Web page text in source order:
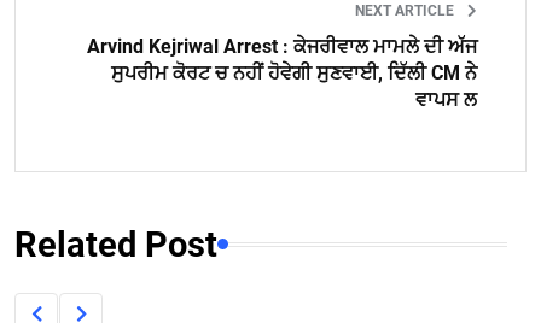
NEXT ARTICLE
Arvind Kejriwal Arrest : ਕੇਜਰੀਵਾਲ ਮਾਮਲੇ ਦੀ ਅੱਜ
ਸੁਪਰੀਮ ਕੋਰਟ ਚ ਨਹੀਂ ਹੋਵੇਗੀ ਸੁਣਵਾਈ, ਦਿੱਲੀ CM ਨੇ
ਵਾਪਸ ਲ
Related Post